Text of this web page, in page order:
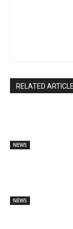
RELATED
NEWS
NEWS